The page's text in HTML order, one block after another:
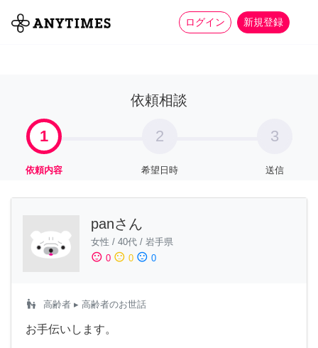
ログイン 新規登録
全て 家事 more_horiz
依頼相談
1
依頼内容
2
希望日時
3
送信
panさん
女性 / 40代 / 岩手県
sentiment_satisfied 0 sentiment_neutral 0 sentiment_dissatisfied 0
escalator_warning 高齢者 ▸ 高齢者のお世話
お手伝いします。